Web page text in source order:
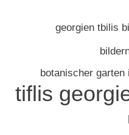
georgien tbilis
botanischer garten
tiflis